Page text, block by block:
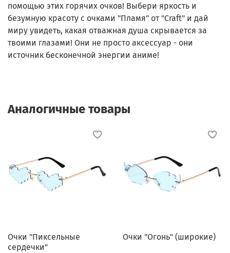
помощью этих горячих очков! Выбери яркость и
безумную красоту с очками "Пламя" от "Craft" и дай
миру увидеть, какая отважная душа скрывается за
твоими глазами! Они не просто аксессуар - они
источник бесконечной энергии аниме!
Аналогичные товары
Очки "Пиксельные
сердечки"
Очки "Огонь" (широкие)